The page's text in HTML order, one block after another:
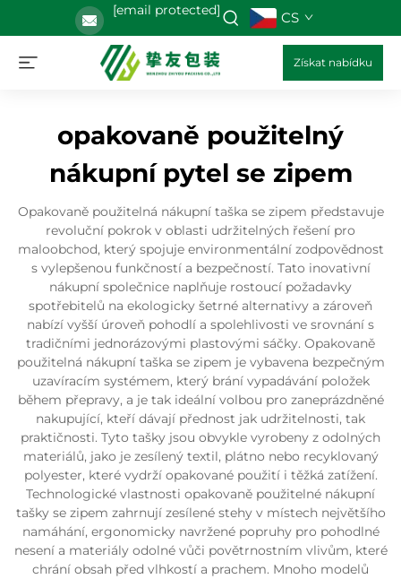
[email protected] CS
Získat nabídku
opakovaně použitelný
nákupní pytel se zipem
Opakovaně použitelná nákupní taška se zipem představuje
revoluční pokrok v oblasti udržitelných řešení pro
maloobchod, který spojuje environmentální zodpovědnost
s vylepšenou funkčností a bezpečností. Tato inovativní
nákupní společnice naplňuje rostoucí požadavky
spotřebitelů na ekologicky šetrné alternativy a zároveň
nabízí vyšší úroveň pohodlí a spolehlivosti ve srovnání s
tradičními jednorázovými plastovými sáčky. Opakovaně
použitelná nákupní taška se zipem je vybavena bezpečným
uzavíracím systémem, který brání vypadávání položek
během přepravy, a je tak ideální volbou pro zaneprázdněné
nakupující, kteří dávají přednost jak udržitelnosti, tak
praktičnosti. Tyto tašky jsou obvykle vyrobeny z odolných
materiálů, jako je zesílený textil, plátno nebo recyklovaný
polyester, které vydrží opakované použití i těžká zatížení.
Technologické vlastnosti opakovaně použitelné nákupní
tašky se zipem zahrnují zesílené stehy v místech největšího
namáhání, ergonomicky navržené popruhy pro pohodlné
nesení a materiály odolné vůči povětrnostním vlivům, které
chrání obsah před vlhkostí a prachem. Mnoho modelů